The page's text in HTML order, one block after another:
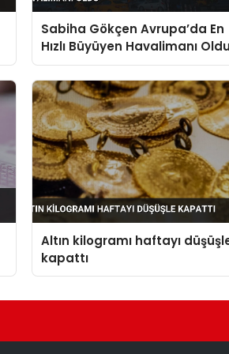
Sabiha Gökçen Avrupa’da En
Hızlı Büyüyen Havalimanı
Altın kilogramı haftayı
kapattı